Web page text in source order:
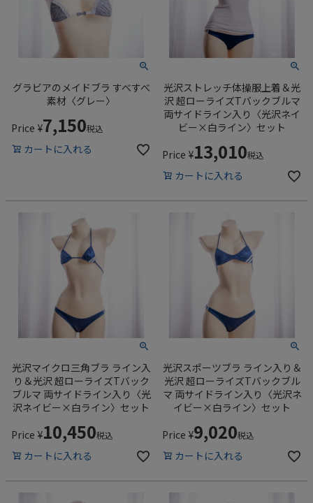
グラビアのメイドブラ すべすべ
素材〈グレー〉
Price ¥7,150税込
カートに入れる
光沢ストレッチ体操服上着＆光
沢 超ローライズTバックブルマ
両サイドライン入り〈光沢ネイ
ビー×白ライン〉セット
Price ¥13,010税込
カートに入れる
光沢マイクロ三角ブラ ライン入
り＆光沢 超ローライズTバック
ブルマ 両サイドライン入り〈光
沢ネイビー×白ライン〉セット
Price ¥10,450税込
カートに入れる
光沢スポーツブラ ライン入り＆
光沢 超ローライズTバックブル
マ 両サイドライン入り〈光沢ネ
イビー×白ライン〉セット
Price ¥9,020税込
カートに入れる